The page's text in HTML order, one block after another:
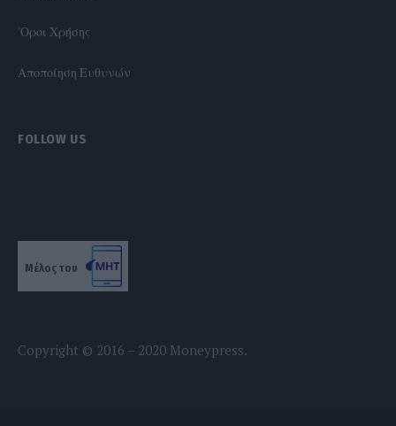
'Οροι Χρήσης
Αποποίηση Ευθυνών
FOLLOW US
Μέλος του
Copyright © 2016 – 2020 Moneypress.